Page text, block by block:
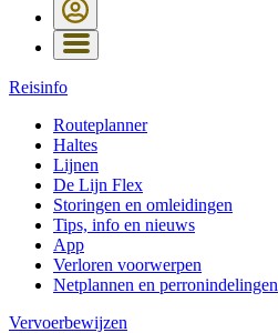
Reisinfo
Routeplanner
Haltes
Lijnen
De Lijn Flex
Storingen en omleidingen
Tips, info en nieuws
App
Verloren voorwerpen
Netplannen en perronindelingen
Vervoerbewijzen